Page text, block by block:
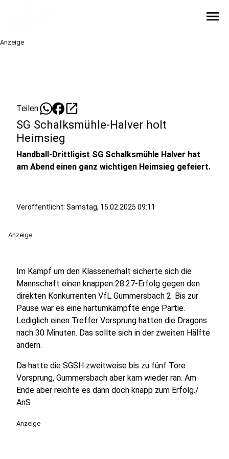
menu
Anzeige
Teilen: open_in_new
SG Schalksmühle-Halver holt
Heimsieg
Handball-Drittligist SG Schalksmühle Halver hat
am Abend einen ganz wichtigen Heimsieg gefeiert.
Veröffentlicht: Samstag, 15.02.2025 09:11
Anzeige
Im Kampf um den Klassenerhalt sicherte sich die
Mannschaft einen knappen 28:27-Erfolg gegen den
direkten Konkurrenten VfL Gummersbach 2. Bis zur
Pause war es eine hartumkämpfte enge Partie.
Lediglich einen Treffer Vorsprung hatten die Dragons
nach 30 Minuten. Das sollte sich in der zweiten Hälfte
ändern.
Da hatte die SGSH zweitweise bis zu fünf Tore
Vorsprung, Gummersbach aber kam wieder ran. Am
Ende aber reichte es dann doch knapp zum Erfolg./
AnS
Anzeige